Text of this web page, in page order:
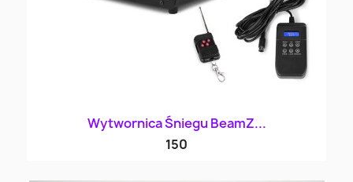
Wytwornica Śniegu BeamZ...
150